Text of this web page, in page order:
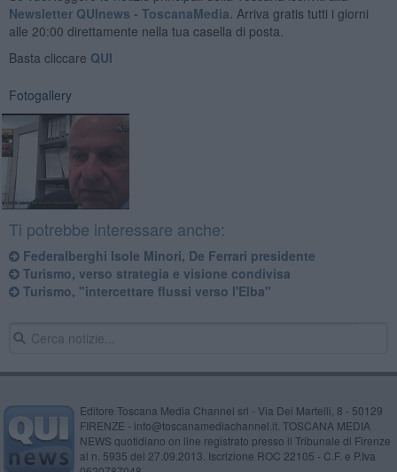
Newsletter QUInews - ToscanaMedia. Arriva gratis tutti i giorni
alle 20:00 direttamente nella tua casella di posta.
Basta cliccare QUI
Fotogallery
Ti potrebbe interessare anche:
Federalberghi Isole Minori, De Ferrari presidente
Turismo, verso strategia e visione condivisa
Turismo, "intercettare flussi verso l'Elba"
Editore Toscana Media Channel srl - Via Dei Martelli, 8 - 50129
FIRENZE - info@toscanamediachannel.it. TOSCANA MEDIA
NEWS quotidiano on line registrato presso il Tribunale di Firenze
al n. 5935 del 27.09.2013. Iscrizione ROC 22105 - C.F. e P.Iva